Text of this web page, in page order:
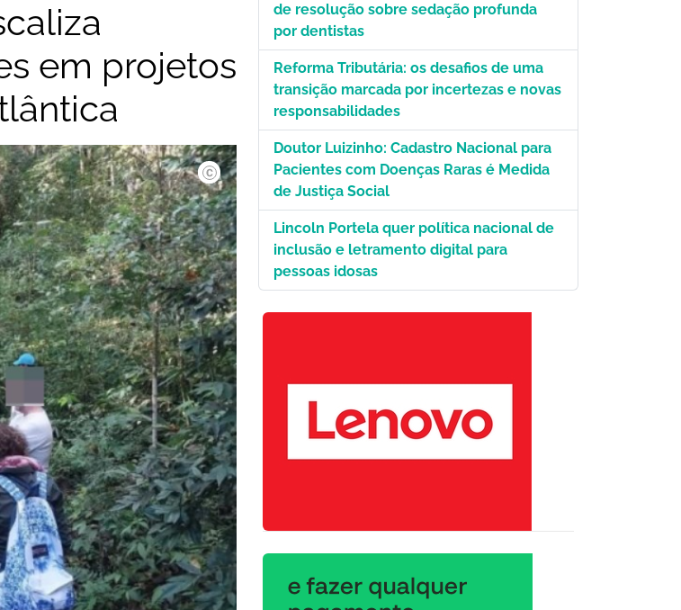
em projetos
©TRF4.|
de resolução sobre sedação profunda
por dentistas
Reforma Tributária: os desafios de uma
transição marcada por incertezas e novas
responsabilidades
Doutor Luizinho: Cadastro Nacional para
Pacientes com Doenças Raras é Medida
de Justiça Social
Lincoln Portela quer política nacional de
inclusão e letramento digital para
pessoas idosas